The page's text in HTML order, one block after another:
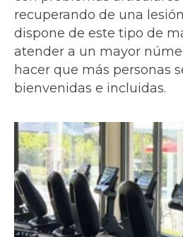
recuperando de una
dispone de este tipo de
atender a un mayor
hacer que más personas
bienvenidas e incluidas.